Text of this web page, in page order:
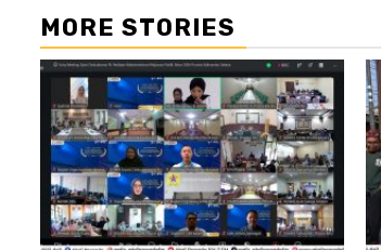
MORE STORIES